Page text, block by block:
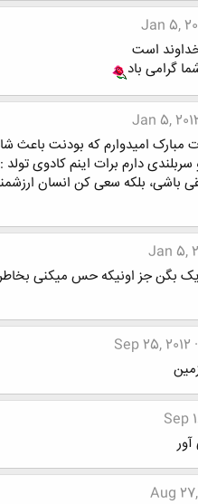
Jan 5,
خداوند است
گرامی باد
Jan 5,
امیدوارم که بودنت باعث
دارم برات اینم کادوی تولد :
باشی، بلکه سعی کن انسان
Jan 5,
بگن جز اونیکه حس میکنی
Sep 25, 2012
Sep
Aug